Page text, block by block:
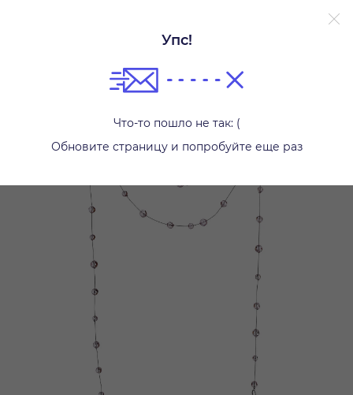
Упс!
Что-то пошло не так: (
Обновите страницу и попробуйте еще раз